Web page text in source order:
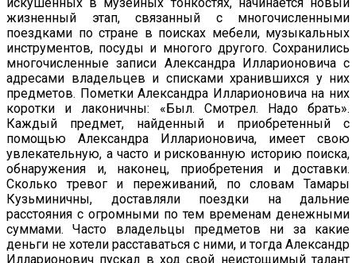
искушенных в музейных тонкостях, начинается новый
жизненный этап, связанный с многочисленными
поездками по стране в поисках мебели, музыкальных
инструментов, посуды и многого другого. Сохранились
многочисленные записи Александра Илларионовича с
адресами владельцев и списками хранившихся у них
предметов. Пометки Александра Илларионовича на них
коротки и лаконичны: «Был. Смотрел. Надо брать».
Каждый предмет, найденный и приобретенный с
помощью Александра Илларионовича, имеет свою
увлекательную, а часто и рискованную историю поиска,
обнаружения и, наконец, приобретения и доставки.
Сколько тревог и переживаний, по словам Тамары
Кузьминичны, доставляли поездки на дальние
расстояния с огромными по тем временам денежными
суммами. Часто владельцы предметов ни за какие
деньги не хотели расставаться с ними, и тогда Александр
Илларионович пускал в ход свой неистощимый талант